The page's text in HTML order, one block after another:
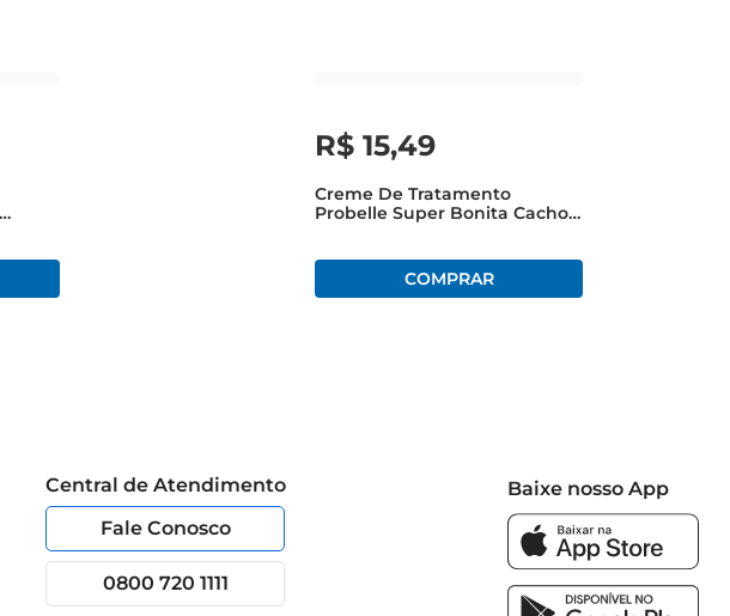
R$ 15,49
Creme De Tratamento
Probelle Super Bonita Cachos
Central de Atendimento
Fale Conosco
0800 720 1111
Baixe nosso App